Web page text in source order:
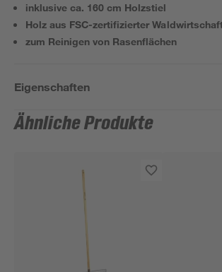
inklusive ca. 160 cm Holzstiel
Holz aus FSC-zertifizierter
zum Reinigen von Rasenflächen
Eigenschaften
Ähnliche Produkte